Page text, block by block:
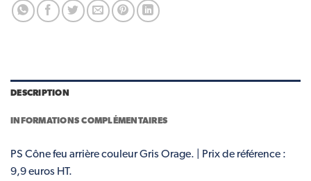
DESCRIPTION
INFORMATIONS COMPLÉMENTAIRES
PS Cône feu arrière couleur Gris Orage. | Prix de référence :
9,9 euros HT.